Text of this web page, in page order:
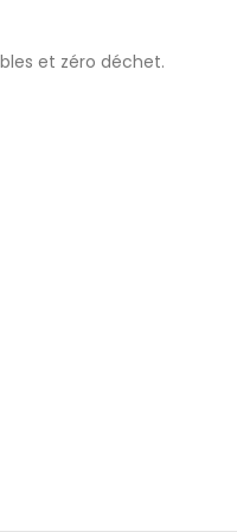
et zéro déchet.